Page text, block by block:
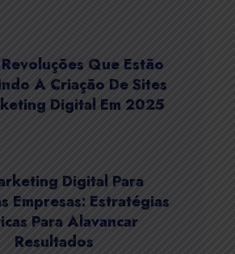
Que Estão
A Criação De Sites
Digital Em 2025
Digital Para
Empresas: Estratégias
Para Alavancar
Resultados